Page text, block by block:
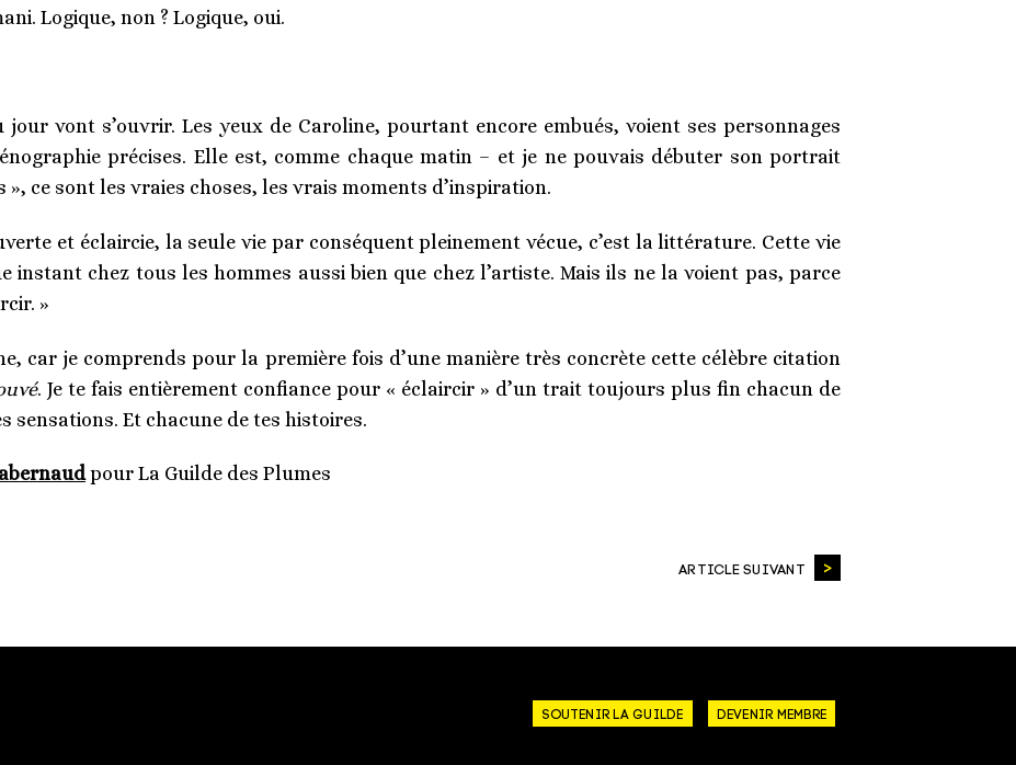
Logique, non ? Logique, oui.
jour vont s’ouvrir. Les yeux de Caroline, pourtant encore embués, voient ses personnages
précises. Elle est, comme chaque matin – et je ne pouvais débuter son portrait
», ce sont les vraies choses, les vrais moments d’inspiration.
et éclaircie, la seule vie par conséquent pleinement vécue, c’est la littérature. Cette vie
instant chez tous les hommes aussi bien que chez l’artiste. Mais ils ne la voient pas, parce
»
car je comprends pour la première fois d’une manière très concrète cette célèbre citation
. Je te fais entièrement confiance pour « éclaircir » d’un trait toujours plus fin chacun de
sensations. Et chacune de tes histoires.
pour La Guilde des Plumes
ARTICLE SUIVANT
SOUTENIR LA GUILDE DEVENIR MEMBRE